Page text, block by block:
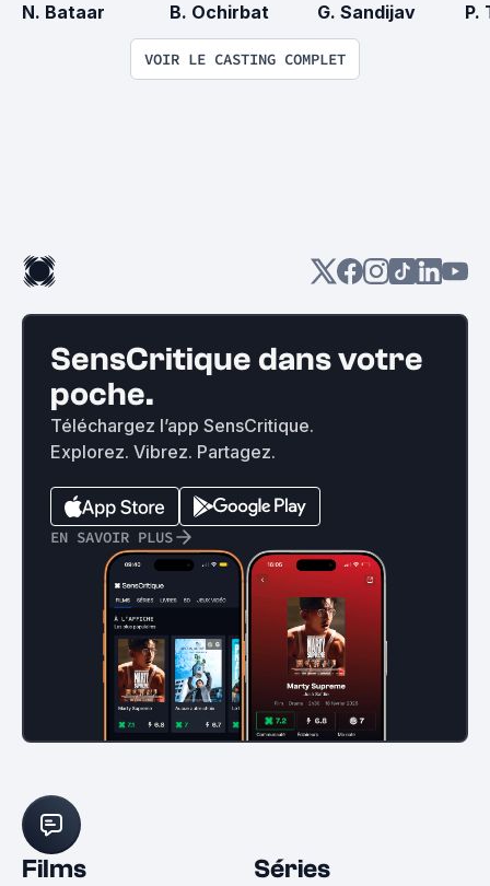
N. Bataar B. Ochirbat G. Sandijav P.
VOIR LE CASTING COMPLET
SensCritique dans votre
poche.
Téléchargez l’app SensCritique.
Explorez. Vibrez. Partagez.
EN SAVOIR PLUS
Films Séries